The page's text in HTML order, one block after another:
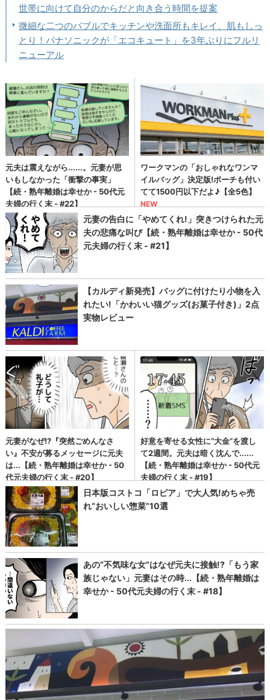
世帯に向けて自分のからだと向き合う時間を提案
微細な二つのバブルでキッチンや洗面所もキレイ、肌もしっ
とり！パナソニックが「エコキュート」を3年ぶりにフルリ
ニューアル